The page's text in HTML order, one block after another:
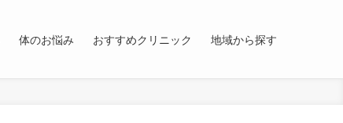
体のお悩み おすすめクリニック 地域から探す